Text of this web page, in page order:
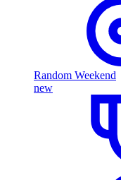
Random Weekend
new